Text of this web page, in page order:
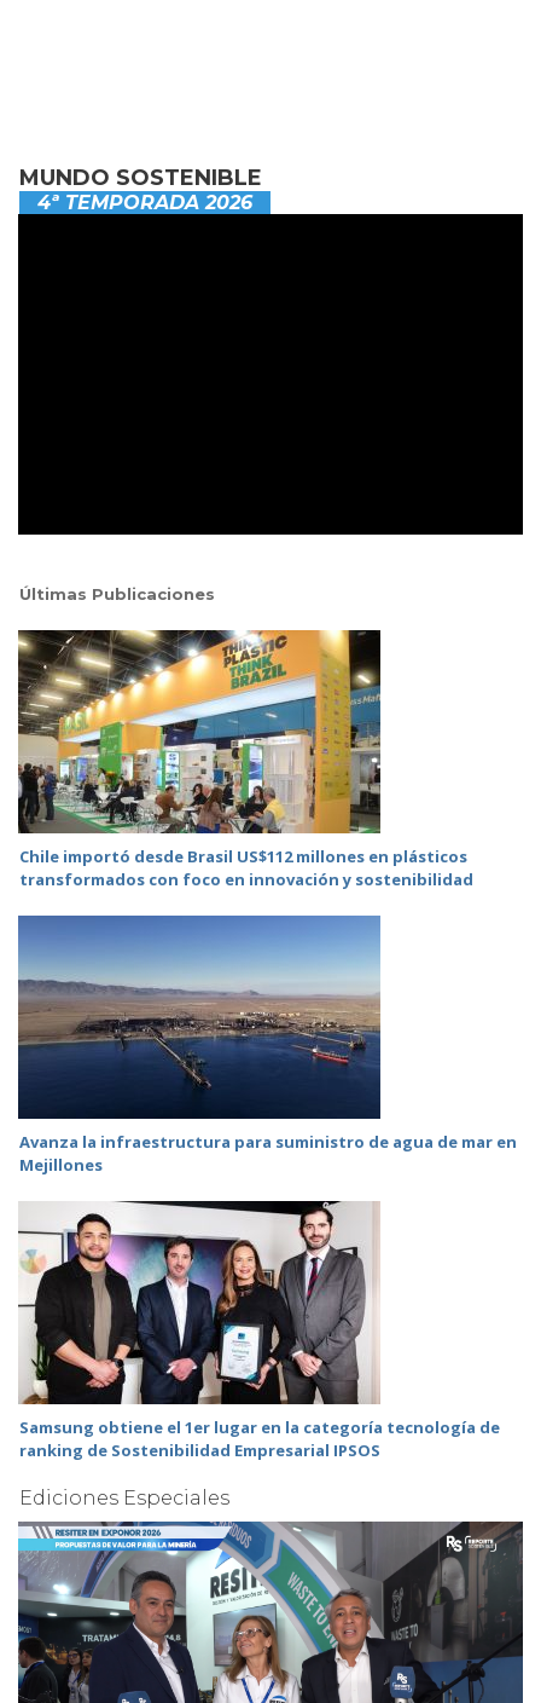
MUNDO SOSTENIBLE
4ª TEMPORADA 2026
Últimas Publicaciones
Chile importó desde Brasil US$112 millones en plásticos
transformados con foco en innovación y sostenibilidad
Avanza la infraestructura para suministro de agua de mar en
Mejillones
Samsung obtiene el 1er lugar en la categoría tecnología de
ranking de Sostenibilidad Empresarial IPSOS
Ediciones Especiales